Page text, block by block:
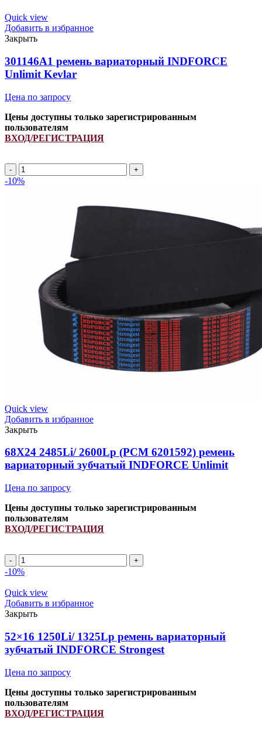
Quick view
Добавить в избранное
Закрыть
301146А1 ремень вариаторный INDFORCE
Unlimit Kevlar
Цена по запросу
Цены доступны только зарегистрированным
пользователям
ВХОД/РЕГИСТРАЦИЯ
Количество
товара
-10%
Quick view
Добавить в избранное
Закрыть
68X24 2485Li/ 2600Lp (PCM 6201592) ремень
вариаторный зубчатый INDFORCE Unlimit
Цена по запросу
Цены доступны только зарегистрированным
пользователям
ВХОД/РЕГИСТРАЦИЯ
Количество
товара
2485Li/
2600Lp
(PCM
6201592)
ремень
вариаторный
зубчатый
Unlimit
-10%
Quick view
Добавить в избранное
Закрыть
52×16 1250Li/ 1325Lp ремень вариаторный
зубчатый INDFORCE Strongest
Цена по запросу
Цены доступны только зарегистрированным
пользователям
ВХОД/РЕГИСТРАЦИЯ